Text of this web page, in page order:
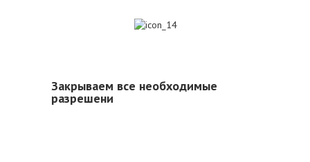
Закрываем все необходимые
разрешени